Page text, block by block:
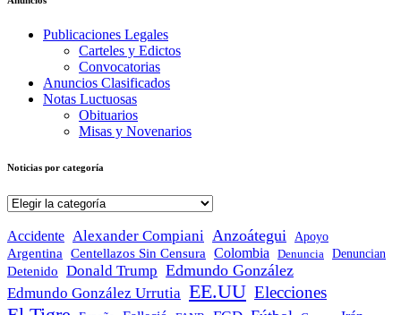
Publicaciones Legales
Carteles y Edictos
Convocatorias
Anuncios Clasificados
Notas Luctuosas
Obituarios
Misas y Novenarios
Noticias por categoría
Noticias
categoría
Accidente Alexander Compiani Anzoátegui Apoyo
Argentina Centellazos Sin Censura Colombia Denuncia Denuncian
Detenido
Donald Trump Edmundo González
Edmundo González Urrutia EE.UU Elecciones